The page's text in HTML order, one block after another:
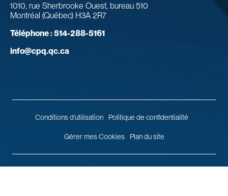
1010, rue Sherbrooke Ouest, bureau 510
Montréal (Québec) H3A 2R7
Téléphone :514-288-5161
info@cpq.qc.ca
Conditions d’utilisation Politique de confidentialité
Gérer mes Cookies Plan du site